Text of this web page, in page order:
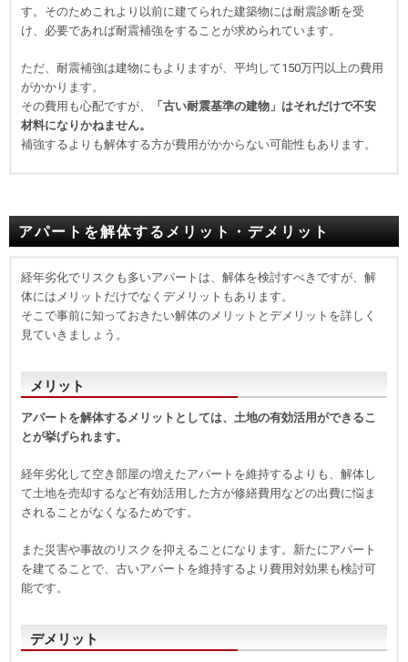
す。そのためこれより以前に建てられた建築物には耐震診断を受
け、必要であれば耐震補強をすることが求められています。
ただ、耐震補強は建物にもよりますが、平均して150万円以上の費用
がかかります。
その費用も心配ですが、
「古い耐震基準の建物」はそれだけで不安
材料になりかねません。
補強するよりも解体する方が費用がかからない可能性もあります。
アパートを解体するメリット・デメリット
経年劣化でリスクも多いアパートは、解体を検討すべきですが、解
体にはメリットだけでなくデメリットもあります。
そこで事前に知っておきたい解体のメリットとデメリットを詳しく
見ていきましょう。
メリット
アパートを解体するメリットとしては、土地の有効活用ができるこ
とが挙げられます。
経年劣化して空き部屋の増えたアパートを維持するよりも、解体し
て土地を売却するなど有効活用した方が修繕費用などの出費に悩ま
されることがなくなるためです。
また災害や事故のリスクを抑えることになります。新たにアパート
を建てることで、古いアパートを維持するより費用対効果も検討可
能です。
デメリット